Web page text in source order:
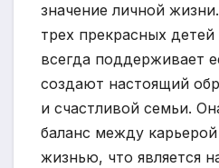
значение личной
трех прекрасных
всегда поддерживает
создают настоящий
и счастливой семьи.
баланс между
жизнью, что является